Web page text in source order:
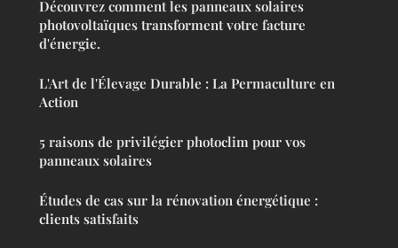
Découvrez comment les panneaux solaires
photovoltaïques transforment votre facture
d'énergie.
L'Art de l'Élevage Durable : La Permaculture en
Action
5 raisons de privilégier photoclim pour vos
panneaux solaires
Études de cas sur la rénovation énergétique :
clients satisfaits